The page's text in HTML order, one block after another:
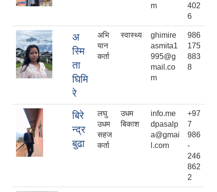
m
402
6
अ
स्मि
ता
घिमि
रे
अभि
यान
कर्ता
स्वास्थ्य
ghimire
asmita1
995@g
mail.co
m
986
175
883
8
बिरे
न्द्र
बुढा
लघु
उधम
सहज
कर्ता
उधम
बिकाश
info.me
dpasalp
a@gmai
l.com
+97
7
986
-
246
862
2